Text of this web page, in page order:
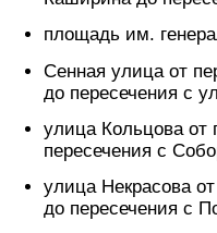
площадь им.
Сенная улица от
до пересечения с
улица Кольцова от
пересечения с
улица Некрасова
до пересечения с